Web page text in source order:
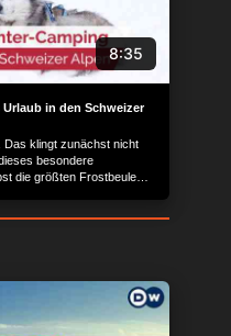
8:35
in den Schweizer
Das klingt zunächst nicht
besondere
die größten Frostbeulen